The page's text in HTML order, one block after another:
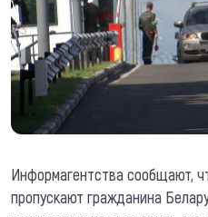
Информагентства сообщают,
пропускают гражданина